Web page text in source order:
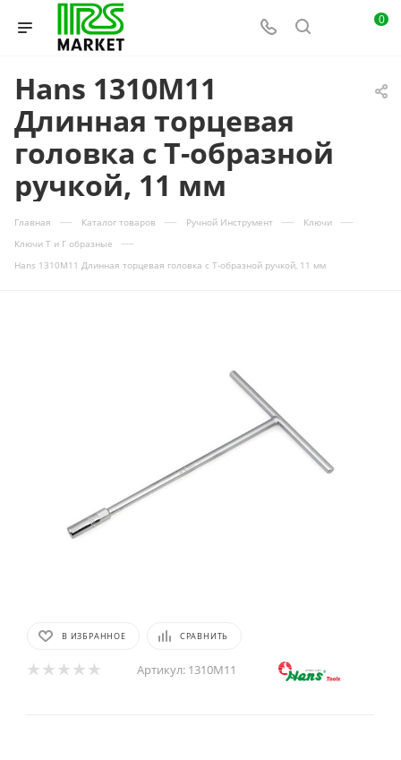
0
Hans 1310M11
Длинная торцевая
головка с Т-образной
ручкой, 11 мм
Главная — Каталог товаров — Ручной Инструмент — Ключи —
Ключи Т и Г образные —
Hans 1310M11 Длинная торцевая головка с Т-образной ручкой, 11 мм
В ИЗБРАННОЕ СРАВНИТЬ
Артикул: 1310M11